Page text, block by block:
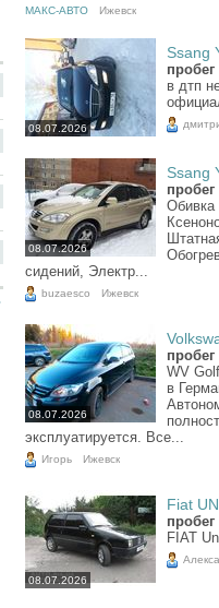
МАКС-АВТО Ижевск
08.07.2026
Ssang
в дтп
08.07.2026
Ssang
Обивка
сидений, Электр...
buzaesco Ижевск
08.07.2026
WV
в
эксплуатируется. Все...
Игорь Ижевск
08.07.2026
Fiat
FIAT